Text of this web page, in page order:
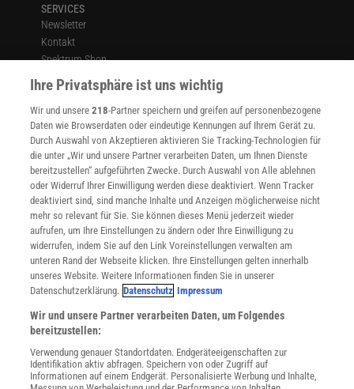
SERVICES
Newsletter
Kontakt
Spektrum Shop
Im Handel kaufen
Presse
Verträge kündigen
INFO
Mediadaten
Datenschutz
Nutzungsbedingungen
Cookie-Einstellungen
Utiq verwalten
Nutzungsbasierte Onlinewerbung
Alle Artikel
Impressum
Angebote für Schulen
Angebote für Institutionen
Sprachen lernen mit Gymglish
Lexika
Ihre Privatsphäre ist uns wichtig
Wir und unsere218-Partner speichern und greifen auf personenbezogene
Daten wie Browserdaten oder eindeutige Kennungen auf Ihrem Gerät zu.
Durch Auswahl von Akzeptieren aktivieren Sie Tracking-Technologien für
die unter „Wir und unsere Partner verarbeiten Daten, um Ihnen Dienste
bereitzustellen“ aufgeführten Zwecke. Durch Auswahl von Alle ablehnen
oder Widerruf Ihrer Einwilligung werden diese deaktiviert. Wenn Tracker
deaktiviert sind, sind manche Inhalte und Anzeigen möglicherweise nicht
mehr so relevant für Sie. Sie können dieses Menü jederzeit wieder
aufrufen, um Ihre Einstellungen zu ändern oder Ihre Einwilligung zu
widerrufen, indem Sie auf den Link Voreinstellungen verwalten am
unteren Rand der Webseite klicken. Ihre Einstellungen gelten innerhalb
unseres Website. Weitere Informationen finden Sie in unserer
Datenschutzerklärung. Datenschutz Impressum
Wir und unsere Partner verarbeiten Daten, um Folgendes
bereitzustellen:
Verwendung genauer Standortdaten. Endgeräteeigenschaften zur
Identifikation aktiv abfragen. Speichern von oder Zugriff auf
Informationen auf einem Endgerät. Personalisierte Werbung und Inhalte,